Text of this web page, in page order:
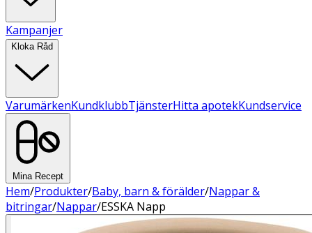
Kampanjer
Kloka Råd
VarumärkenKundklubbTjänsterHitta apotekKundservice
Mina Recept
Hem/Produkter/Baby, barn & förälder/Nappar &
bitringar/Nappar/ESSKA Napp